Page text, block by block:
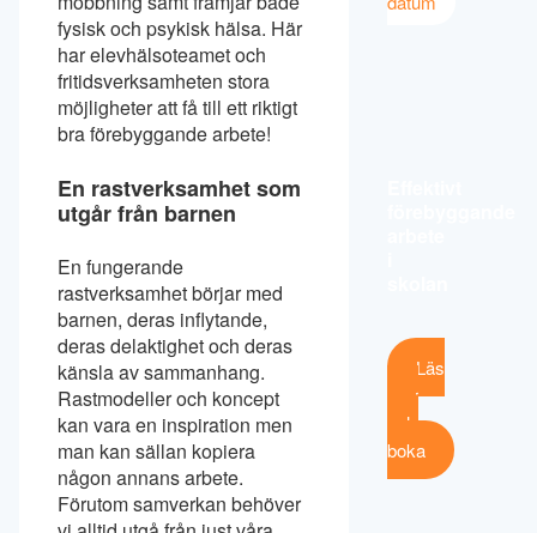
fysisk och psykisk hälsa. Här
har elevhälsoteamet och
fritidsverksamheten stora
möjligheter att få till ett riktigt
bra förebyggande arbete!
En rastverksamhet som
utgår från barnen
En fungerande
rastverksamhet börjar med
barnen, deras inflytande,
deras delaktighet och deras
känsla av sammanhang.
Rastmodeller och koncept
kan vara en inspiration men
man kan sällan kopiera
någon annans arbete.
Förutom samverkan behöver
Läs
mer
och
boka